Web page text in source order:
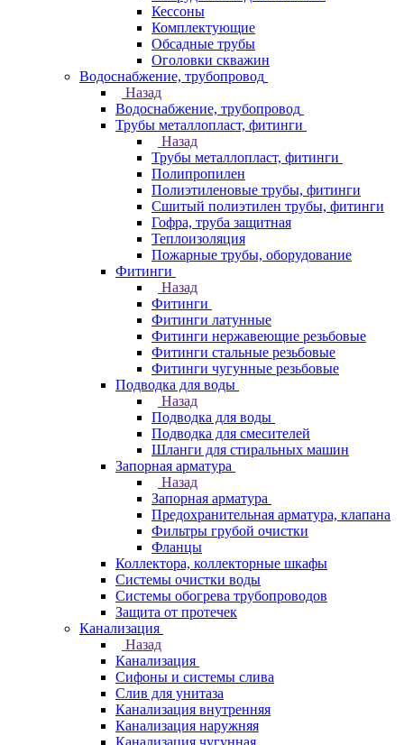
Кессоны
Комплектующие
Обсадные трубы
Оголовки скважин
Водоснабжение, трубопровод
Назад
Водоснабжение, трубопровод
Трубы металлопласт, фитинги
Назад
Трубы металлопласт, фитинги
Полипропилен
Полиэтиленовые трубы, фитинги
Сшитый полиэтилен трубы, фитинги
Гофра, труба защитная
Теплоизоляция
Пожарные трубы, оборудование
Фитинги
Назад
Фитинги
Фитинги латунные
Фитинги нержавеющие резьбовые
Фитинги стальные резьбовые
Фитинги чугунные резьбовые
Подводка для воды
Назад
Подводка для воды
Подводка для смесителей
Шланги для стиральных машин
Запорная арматура
Назад
Запорная арматура
Предохранительная арматура, клапана
Фильтры грубой очистки
Фланцы
Коллектора, коллекторные шкафы
Системы очистки воды
Системы обогрева трубопроводов
Защита от протечек
Канализация
Назад
Канализация
Сифоны и системы слива
Слив для унитаза
Канализация внутренняя
Канализация наружняя
Канализация чугунная